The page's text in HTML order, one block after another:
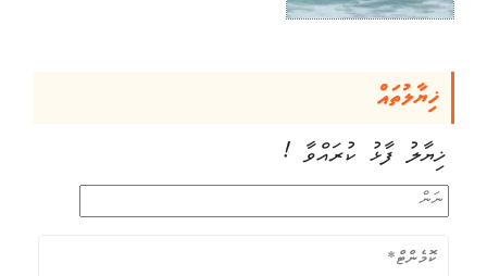
ޚިޔާލުތައް
ޚިޔާލު ފާޅު ކުރައްވާ !